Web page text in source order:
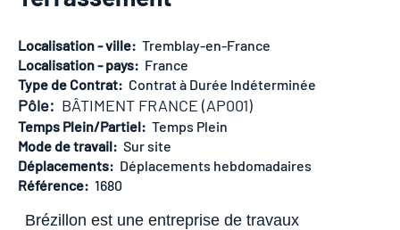
Localisation - ville: Tremblay-en-France
Localisation - pays: France
Type de Contrat​: Contrat à Durée Indéterminée
Pôle: BÂTIMENT FRANCE (AP001)
Temps Plein/Partiel​: Temps Plein
Mode de travail: Sur site
Déplacements: Déplacements hebdomadaires
Référence: 1680
Brézillon est une entreprise de travaux